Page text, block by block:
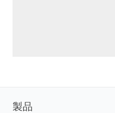
製品